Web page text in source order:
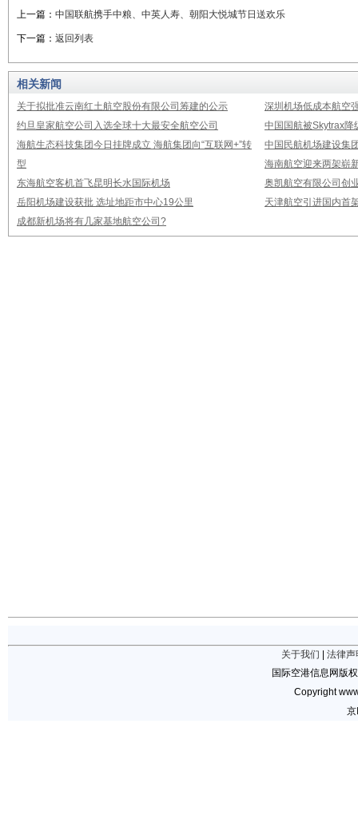
上一篇： 中国联航携手中粮、中英人寿、朝阳大悦城节日送欢乐
下一篇： 返回列表
相关新闻
关于拟批准云南红土航空股份有限公司筹建的公示
深圳机场低成本航空
约旦皇家航空公司入选全球十大最安全航空公司
中国国航被Skytrax降
海航生态科技集团今日挂牌成立 海航集团向“互联网+”转
型
中国民航机场建设集
海南航空迎来两架崭
东海航空客机首飞昆明长水国际机场
奥凯航空有限公司创
岳阳机场建设获批 选址地距市中心19公里
天津航空引进国内首
成都新机场将有几家基地航空公司?
关于我们
法律声
国际空港信息网版
Copyright